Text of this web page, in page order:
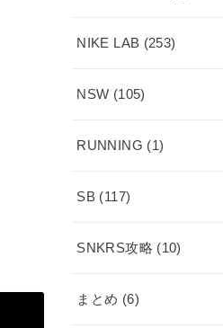
NIKE LAB (253)
NSW (105)
RUNNING (1)
SB (117)
SNKRS攻略 (10)
まとめ (6)